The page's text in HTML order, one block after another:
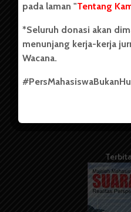
Kontribusi
Info Iklan
Pedoman Media Siber
Kode Etik Jurnalistik
pada laman "Tentang
*Seluruh donasi akan
menunjang kerja-kerja
Wacana.